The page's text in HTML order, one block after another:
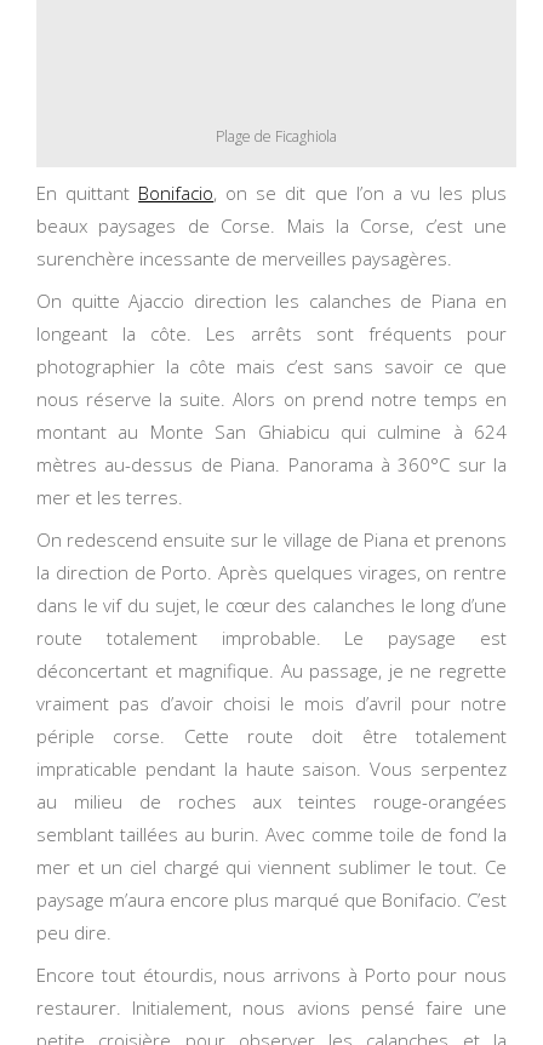
Plage de Ficaghiola
En quittant Bonifacio, on se dit que l’on a vu les plus
beaux paysages de Corse. Mais la Corse, c’est une
surenchère incessante de merveilles paysagères.
On quitte Ajaccio direction les calanches de Piana en
longeant la côte. Les arrêts sont fréquents pour
photographier la côte mais c’est sans savoir ce que
nous réserve la suite. Alors on prend notre temps en
montant au Monte San Ghiabicu qui culmine à 624
mètres au-dessus de Piana. Panorama à 360°C sur la
mer et les terres.
On redescend ensuite sur le village de Piana et prenons
la direction de Porto. Après quelques virages, on rentre
dans le vif du sujet, le cœur des calanches le long d’une
route totalement improbable. Le paysage est
déconcertant et magnifique. Au passage, je ne regrette
vraiment pas d’avoir choisi le mois d’avril pour notre
périple corse. Cette route doit être totalement
impraticable pendant la haute saison. Vous serpentez
au milieu de roches aux teintes rouge-orangées
semblant taillées au burin. Avec comme toile de fond la
mer et un ciel chargé qui viennent sublimer le tout. Ce
paysage m’aura encore plus marqué que Bonifacio. C’est
peu dire.
Encore tout étourdis, nous arrivons à Porto pour nous
restaurer. Initialement, nous avions pensé faire une
petite croisière pour observer les calanches et la